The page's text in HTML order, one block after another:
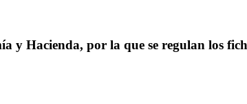
y Hacienda, por la que se regulan los